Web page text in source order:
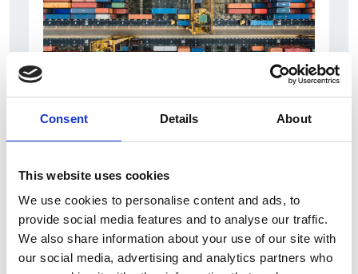
Consent Details About
This website uses cookies
We use cookies to personalise content and ads, to
provide social media features and to analyse our traffic.
We also share information about your use of our site with
our social media, advertising and analytics partners who
6 Agosto 2026
nel primo semestre i dieci miliardi di euro
Interviste
Overview Economica
Repubblica Ceca